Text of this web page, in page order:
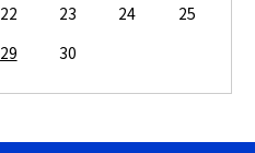
22 23 24
25
29 30